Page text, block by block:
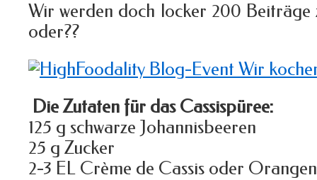
Wir werden doch locker 200 Beiträge
oder??
Die Zutaten für das Cassispüree:
125 g schwarze Johannisbeeren
25 g Zucker
2-3 EL Crème de Cassis oder